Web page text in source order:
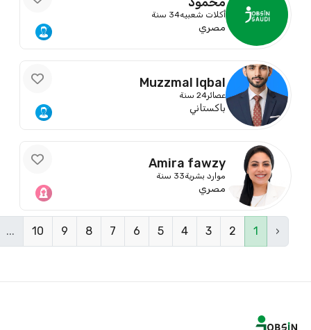
أكلات شعبيه34 سنة
مصري
Muzzmal Iqbal
عصائر24 سنة
باكستاني
Amira fawzy
موارد بشرية33 سنة
مصري
‹
1
2
3
4
5
6
7
8
9
10
...